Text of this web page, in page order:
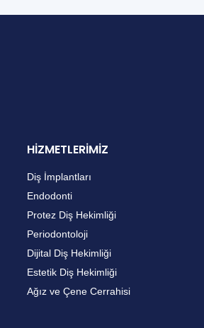
HİZMETLERİMİZ
Diş İmplantları
Endodonti
Protez Diş Hekimliği
Periodontoloji
Dijital Diş Hekimliği
Estetik Diş Hekimliği
Ağız ve Çene Cerrahisi